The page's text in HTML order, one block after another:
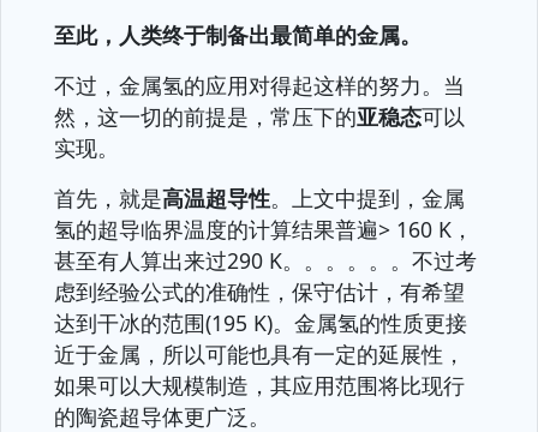
至此，人类终于制备出最简单的金属。
不过，金属氢的应用对得起这样的努力。当
然，这一切的前提是，常压下的亚稳态可以
实现。
首先，就是高温超导性。上文中提到，金属
氢的超导临界温度的计算结果普遍> 160 K，
甚至有人算出来过290 K。。。。。。不过考
虑到经验公式的准确性，保守估计，有希望
达到干冰的范围(195 K)。金属氢的性质更接
近于金属，所以可能也具有一定的延展性，
如果可以大规模制造，其应用范围将比现行
的陶瓷超导体更广泛。